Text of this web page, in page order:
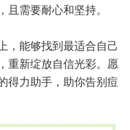
需要耐心和坚持。
，能够找到最适合自己
重新绽放自信光彩。愿
得力助手，助你告别痘